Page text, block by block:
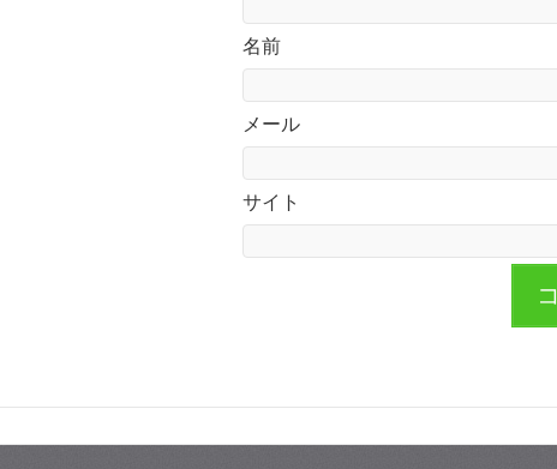
名前
メール
サイト